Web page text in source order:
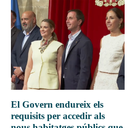
El Govern endureix els
requisits per accedir als